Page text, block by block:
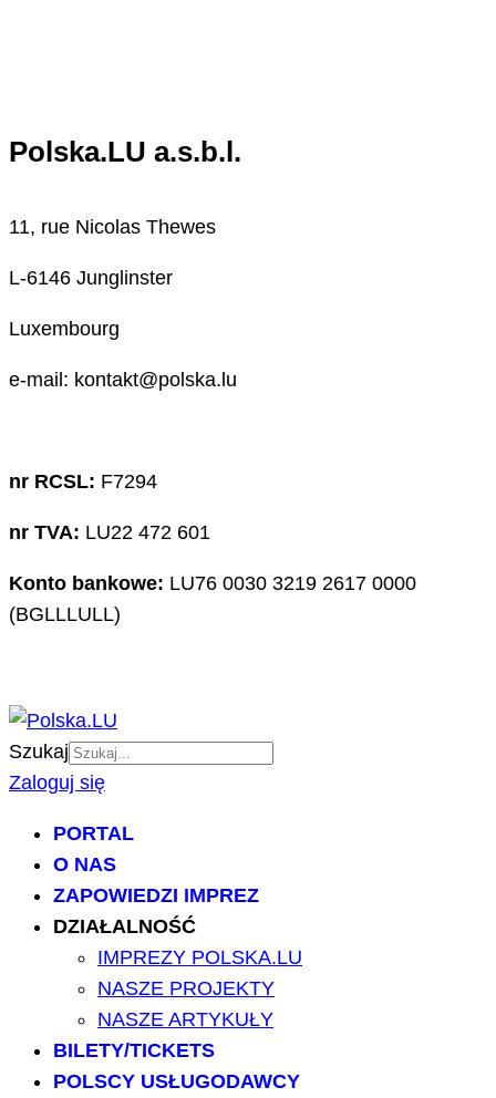
Polska.LU a.s.b.l.
11, rue Nicolas Thewes
L-6146 Junglinster
Luxembourg
e-mail: kontakt@polska.lu
nr RCSL: F7294
nr TVA: LU22 472 601
Konto bankowe: LU76 0030 3219 2617 0000
(BGLLLULL)
Szukaj
Zaloguj się
PORTAL
O NAS
ZAPOWIEDZI IMPREZ
DZIAŁALNOŚĆ
IMPREZY POLSKA.LU
NASZE PROJEKTY
NASZE ARTYKUŁY
BILETY/TICKETS
POLSCY USŁUGODAWCY